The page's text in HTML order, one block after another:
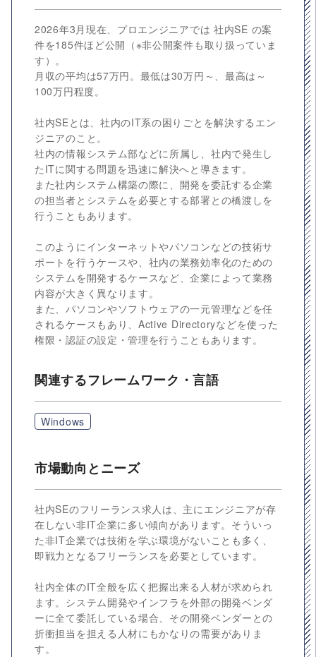
2026年3月現在、プロエンジニアでは 社内SE の案
件を185件ほど公開（※非公開案件も取り扱っていま
す）。
月収の平均は57万円。最低は30万円～、最高は～
100万円程度。
社内SEとは、社内のIT系の困りごとを解決するエン
ジニアのこと。
社内の情報システム部などに所属し、社内で発生し
たITに関する問題を迅速に解決へと導きます。
また社内システム構築の際に、開発を委託する企業
の担当者とシステムを必要とする部署との橋渡しを
行うこともあります。
このようにインターネットやパソコンなどの技術サ
ポートを行うケースや、社内の業務効率化のための
システムを開発するケースなど、企業によって業務
内容が大きく異なります。
また、パソコンやソフトウェアの一元管理などを任
されるケースもあり、Active Directoryなどを使った
権限・認証の設定・管理を行うこともあります。
関連するフレームワーク・言語
Windows
市場動向とニーズ
社内SEのフリーランス求人は、主にエンジニアが存
在しない非IT企業に多い傾向があります。そういっ
た非IT企業では技術を学ぶ環境がないことも多く、
即戦力となるフリーランスを必要としています。
社内全体のIT全般を広く把握出来る人材が求められ
ます。システム開発やインフラを外部の開発ベンダ
ーに全て委託している場合、その開発ベンダーとの
折衝担当を担える人材にもかなりの需要がありま
す。